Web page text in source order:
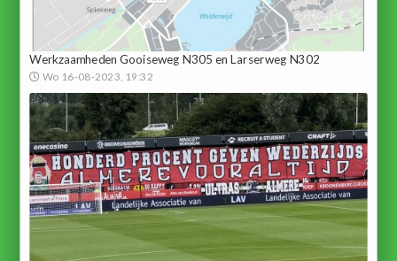
Werkzaamheden Gooiseweg N305 en Larserweg N302
Wo 16-08-2023, 19:32